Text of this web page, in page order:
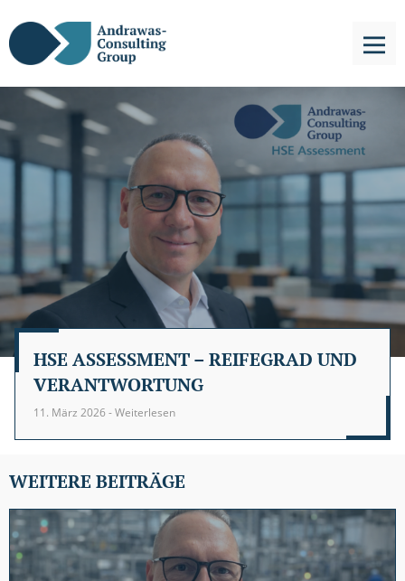
HSE ASSESSMENT – REIFEGRAD UND
VERANTWORTUNG
11. März 2026 - Weiterlesen
WEITERE BEITRÄGE